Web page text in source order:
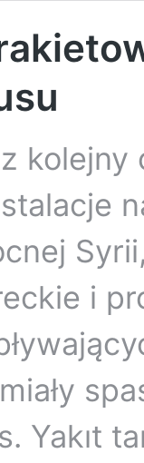
kolejny
i
Yakıt